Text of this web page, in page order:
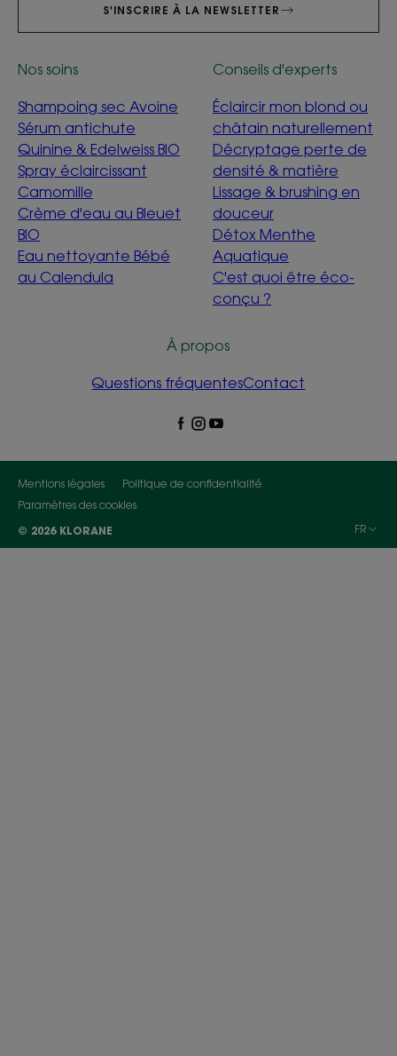
S'INSCRIRE À LA NEWSLETTER
Nos soins
Shampoing sec Avoine
Sérum antichute
Quinine & Edelweiss BIO
Spray éclaircissant
Camomille
Crème d'eau au Bleuet
BIO
Eau nettoyante Bébé
au Calendula
Conseils d'experts
Éclaircir mon blond ou
châtain naturellement
Décryptage perte de
densité & matière
Lissage & brushing en
douceur
Détox Menthe
Aquatique
C'est quoi être éco-
conçu ?
À propos
Questions fréquentesContact
Mentions légales
Politique de confidentialité
Paramètres des cookies
© 2026 KLORANE
FR